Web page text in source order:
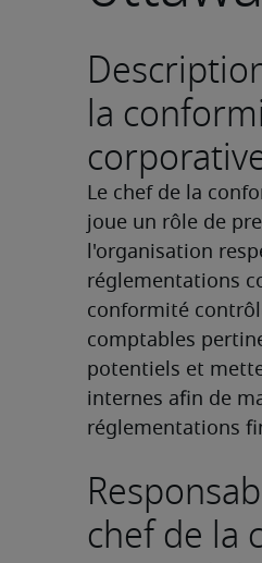
la
Le chef de la
joue un rôle de
l'organisation
réglementations
conformité
comptables
potentiels et
internes afin de
réglementations
chef de